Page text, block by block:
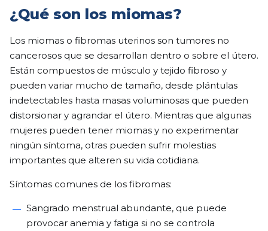
¿Qué son los miomas?
Los miomas o fibromas uterinos son tumores no
cancerosos que se desarrollan dentro o sobre el útero.
Están compuestos de músculo y tejido fibroso y
pueden variar mucho de tamaño, desde plántulas
indetectables hasta masas voluminosas que pueden
distorsionar y agrandar el útero. Mientras que algunas
mujeres pueden tener miomas y no experimentar
ningún síntoma, otras pueden sufrir molestias
importantes que alteren su vida cotidiana.
Síntomas comunes de los fibromas:
Sangrado menstrual abundante, que puede
provocar anemia y fatiga si no se controla